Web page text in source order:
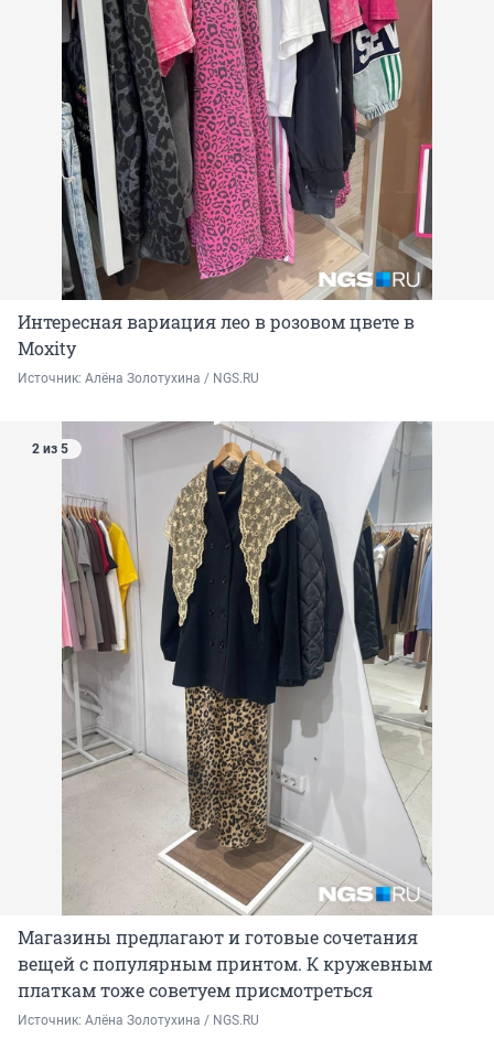
Интересная вариация лео в розовом цвете в
Moxity
Источник: Алёна Золотухина / NGS.RU
2 из 5
Магазины предлагают и готовые сочетания
вещей с популярным принтом. К кружевным
платкам тоже советуем присмотреться
Источник: Алёна Золотухина / NGS.RU